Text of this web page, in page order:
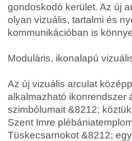
gondoskodó kerület. Az új
olyan vizuális, tartalmi és
kommunikációban is
Moduláris, ikonalapú
Az új vizuális arculat
alkalmazható ikonrendszer
szimbólumait &8212;
Szent Imre
Tüskecsarnokot &8212;